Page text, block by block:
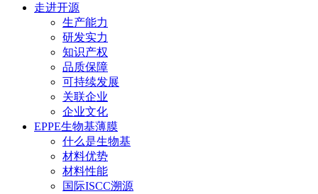
走进开源
生产能力
研发实力
知识产权
品质保障
可持续发展
关联企业
企业文化
EPPE生物基薄膜
什么是生物基
材料优势
材料性能
国际ISCC溯源